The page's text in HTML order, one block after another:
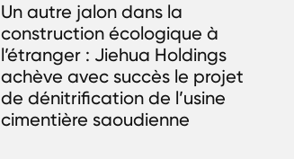
Un autre jalon dans la
construction écologique à
l’étranger : Jiehua Holdings
achève avec succès le projet
de dénitrification de l’usine
cimentière saoudienne